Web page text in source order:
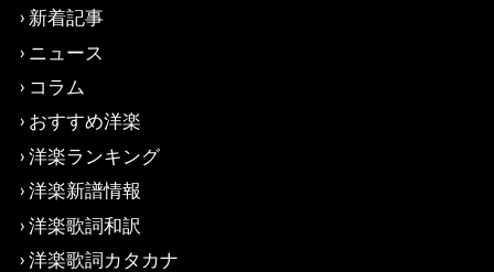
新着記事
ニュース
コラム
おすすめ洋楽
洋楽ランキング
洋楽新譜情報
洋楽歌詞和訳
洋楽歌詞カタカナ